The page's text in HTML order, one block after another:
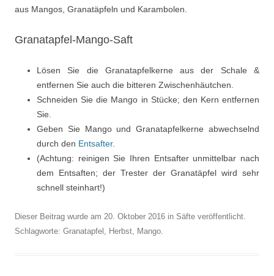
aus Mangos, Granatäpfeln und Karambolen.
Granatapfel-Mango-Saft
Lösen Sie die Granatapfelkerne aus der Schale &
entfernen Sie auch die bitteren Zwischenhäutchen.
Schneiden Sie die Mango in Stücke; den Kern entfernen
Sie.
Geben Sie Mango und Granatapfelkerne abwechselnd
durch den Entsafter.
(Achtung: reinigen Sie Ihren Entsafter unmittelbar nach
dem Entsaften; der Trester der Granatäpfel wird sehr
schnell steinhart!)
Dieser Beitrag wurde am 20. Oktober 2016 in Säfte veröffentlicht.
Schlagworte: Granatapfel , Herbst, Mango.